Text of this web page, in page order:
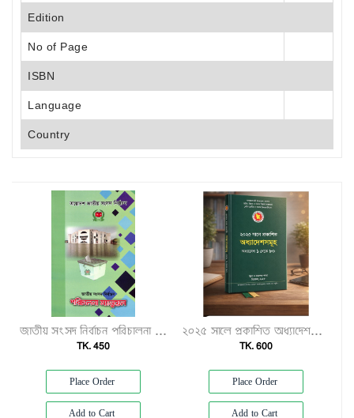
Edition
No of Page
ISBN
Language
Country
জাতীয় সংসদ নির্বাচন পরিচালনা ম্যানুয়েল"
TK. 450
Place Order
Add to Cart
২০২৫ সালে প্রকাশিত অধ্যাদেশসমূহ (অধ্যাদেশ ১–৮০)"
TK. 600
Place Order
Add to Cart